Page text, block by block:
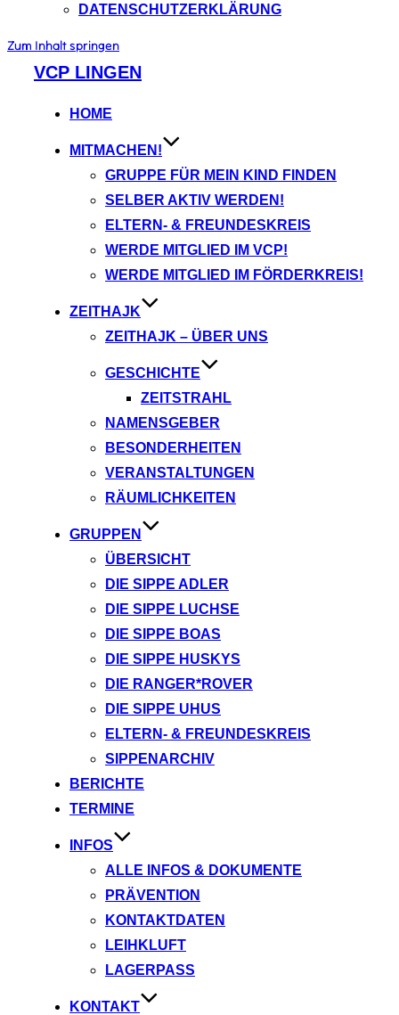
DATENSCHUTZERKLÄRUNG
Zum Inhalt springen
VCP LINGEN
HOME
MITMACHEN!
GRUPPE FÜR MEIN KIND FINDEN
SELBER AKTIV WERDEN!
ELTERN- & FREUNDESKREIS
WERDE MITGLIED IM VCP!
WERDE MITGLIED IM FÖRDERKREIS!
ZEITHAJK
ZEITHAJK – ÜBER UNS
GESCHICHTE
ZEITSTRAHL
NAMENSGEBER
BESONDERHEITEN
VERANSTALTUNGEN
RÄUMLICHKEITEN
GRUPPEN
ÜBERSICHT
DIE SIPPE ADLER
DIE SIPPE LUCHSE
DIE SIPPE BOAS
DIE SIPPE HUSKYS
DIE RANGER*ROVER
DIE SIPPE UHUS
ELTERN- & FREUNDESKREIS
SIPPENARCHIV
BERICHTE
TERMINE
INFOS
ALLE INFOS & DOKUMENTE
PRÄVENTION
KONTAKTDATEN
LEIHKLUFT
LAGERPASS
KONTAKT